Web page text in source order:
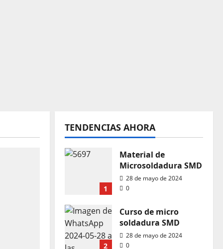
TENDENCIAS AHORA
1
Material de
Microsoldadura SMD
28 de mayo de 2024
0
2
Curso de micro
soldadura SMD
28 de mayo de 2024
0